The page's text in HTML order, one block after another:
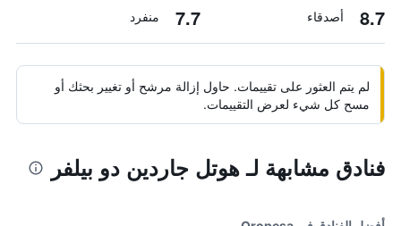
8.7 أصدقاء 7.7 منفرد
لم يتم العثور على تقييمات. حاول إزالة مرشح أو تغيير بحثك أو
مسح كل شيء لعرض التقييمات.
فنادق مشابهة لـ هوتل جاردين دو بيلفر